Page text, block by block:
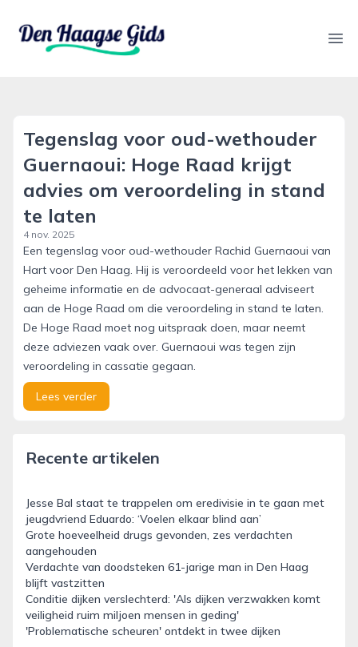
denhaagsegids.nl
Tegenslag voor oud-wethouder
Guernaoui: Hoge Raad krijgt
advies om veroordeling in stand
te laten
4 nov. 2025
Een tegenslag voor oud-wethouder Rachid Guernaoui van
Hart voor Den Haag. Hij is veroordeeld voor het lekken van
geheime informatie en de advocaat-generaal adviseert
aan de Hoge Raad om die veroordeling in stand te laten.
De Hoge Raad moet nog uitspraak doen, maar neemt
deze adviezen vaak over. Guernaoui was tegen zijn
veroordeling in cassatie gegaan.
Lees verder
Recente artikelen
Jesse Bal staat te trappelen om eredivisie in te gaan met
jeugdvriend Eduardo: ‘Voelen elkaar blind aan’
Grote hoeveelheid drugs gevonden, zes verdachten
aangehouden
Verdachte van doodsteken 61-jarige man in Den Haag
blijft vastzitten
Conditie dijken verslechterd: 'Als dijken verzwakken komt
veiligheid ruim miljoen mensen in geding'
'Problematische scheuren' ontdekt in twee dijken